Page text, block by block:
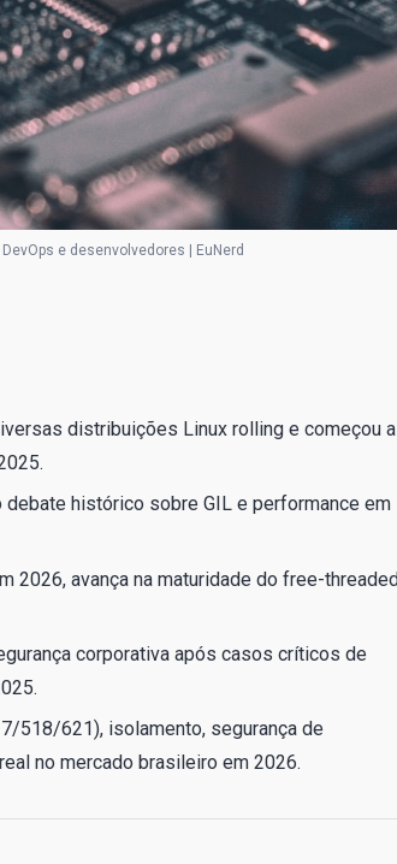
e desenvolvedores | EuNerd
distribuições Linux rolling e começou a
histórico sobre GIL e performance em
2026, avança na maturidade do free-
corporativa após casos críticos de
518/621), isolamento, segurança de
no mercado brasileiro em 2026.